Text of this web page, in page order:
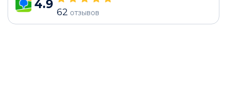
4.9
62 отзывов